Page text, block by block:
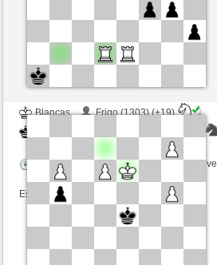
Blancas
Frigo (1303) (+19)
Tiempo: 4 minutes/side + 4 seconds/move
Esta partida es por puntos